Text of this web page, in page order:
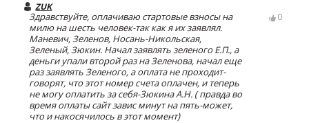
ZUK
Здравствуйте, оплачиваю стартовые взносы на
милю на шесть человек-так как я их заявлял.
Маневич, Зеленов, Носань-Никольская,
Зеленый, Зюкин. Начал заявлять зеленого Е.П., а
деньги упали второй раз на Зеленова, начал еще
раз заявлять Зеленого, а оплата не проходит-
говорят, что этот номер счета оплачен, и теперь
не могу оплатить за себя-Зюкина А.Н. ( правда во
время оплаты сайт завис минут на пять-может,
что и накосячилось в этот момент)
0